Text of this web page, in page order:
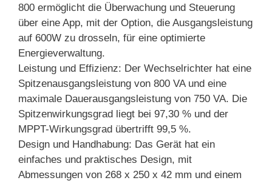
800 ermöglicht die Überwachung und Steuerung
über eine App, mit der Option, die Ausgangsleistung
auf 600W zu drosseln, für eine optimierte
Energieverwaltung.
Leistung und Effizienz: Der Wechselrichter hat eine
Spitzenausgangsleistung von 800 VA und eine
maximale Dauerausgangsleistung von 750 VA. Die
Spitzenwirkungsgrad liegt bei 97,30 % und der
MPPT-Wirkungsgrad übertrifft 99,5 %.
Design und Handhabung: Das Gerät hat ein
einfaches und praktisches Design, mit
Abmessungen von 268 x 250 x 42 mm und einem